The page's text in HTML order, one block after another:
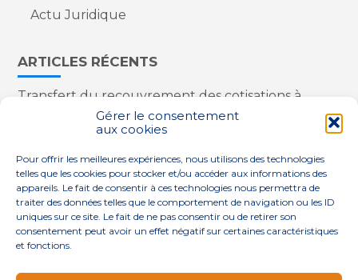
Gérer le consentement
aux cookies
Pour offrir les meilleures expériences, nous utilisons des technologies
telles que les cookies pour stocker et/ou accéder aux informations des
appareils. Le fait de consentir à ces technologies nous permettra de
traiter des données telles que le comportement de navigation ou les ID
uniques sur ce site. Le fait de ne pas consentir ou de retirer son
consentement peut avoir un effet négatif sur certaines caractéristiques
et fonctions.
Actu Juridique
ARTICLES RÉCENTS
Transfert du recouvrement des cotisations à
l’Urssaf : des nouveautés
Appareils reconditionnés : annulation de la
Contrôle de la qualité de l’air dans les ERP
Industriels : le point sur les dernières évolutions
réglementaires